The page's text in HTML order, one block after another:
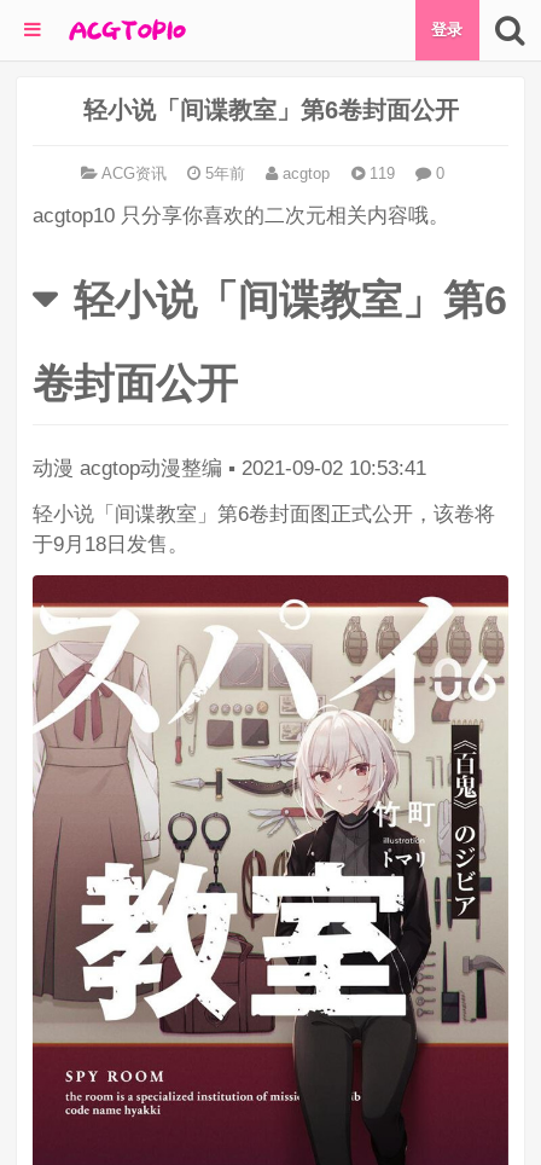
登录
轻小说「间谍教室」第6卷封面公开
ACG资讯 5年前 acgtop 119 0
acgtop10 只分享你喜欢的二次元相关内容哦。
轻小说「间谍教室」第6
卷封面公开
动漫 acgtop动漫整编 ▪ 2021-09-02 10:53:41
轻小说「间谍教室」第6卷封面图正式公开，该卷将
于9月18日发售。